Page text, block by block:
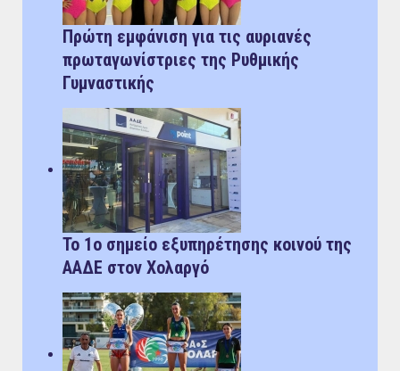
Πρώτη εμφάνιση για τις αυριανές
πρωταγωνίστριες της Ρυθμικής
Γυμναστικής
Το 1ο σημείο εξυπηρέτησης κοινού της
ΑΑΔΕ στον Χολαργό